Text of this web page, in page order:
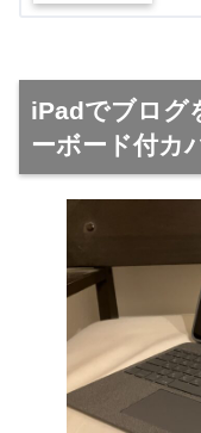
iPadでブログ
ーボード付カ